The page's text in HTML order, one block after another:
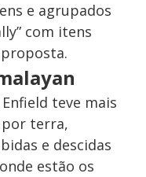
e agrupados
com itens
teve mais
por terra,
e descidas
estão os